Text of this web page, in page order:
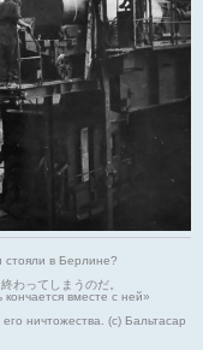
стояли в Берлине?
わってしまうのだ。
вместе с ней»
ничтожества. (с) Бальтасар